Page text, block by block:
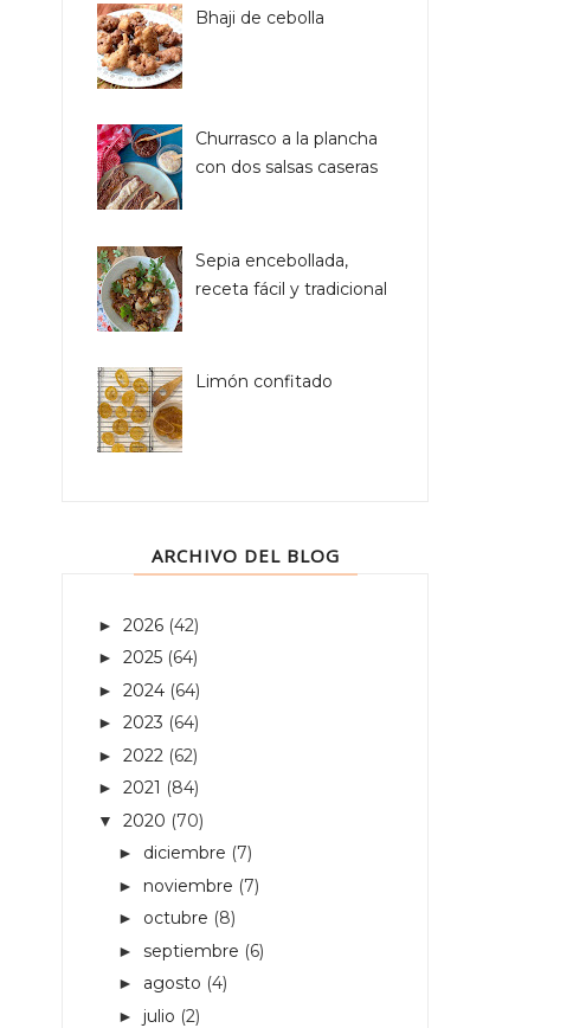
Bhaji de cebolla
Churrasco a la plancha
con dos salsas caseras
Sepia encebollada,
receta fácil y tradicional
Limón confitado
ARCHIVO DEL BLOG
► 2026 (42)
► 2025 (64)
► 2024 (64)
► 2023 (64)
► 2022 (62)
► 2021 (84)
▼ 2020 (70)
► diciembre (7)
► noviembre (7)
► octubre (8)
► septiembre (6)
► agosto (4)
► julio (2)